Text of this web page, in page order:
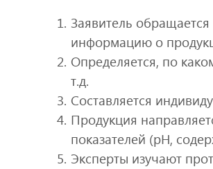
Заявитель
информацию о
Определяется, по
т.д.
Составляется
Продукция
показателей (pH,
Эксперты изучают